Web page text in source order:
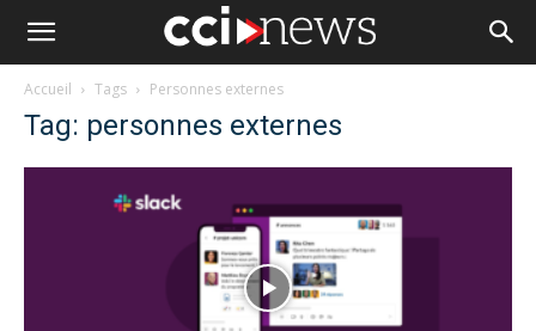
Accueil Tags Personnes externes
Tag: personnes externes